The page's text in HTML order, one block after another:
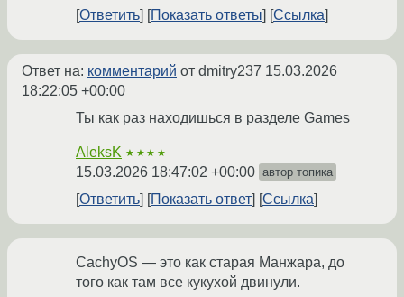
Ответить
Показать ответы Ссылка
Ответ на: комментарий от dmitry237 15.03.2026
18:22:05 +00:00
Ты как раз находишься в разделе Games
AleksK ★★★★
15.03.2026 18:47:02 +00:00 автор топика
Ответить Показать ответ Ссылка
CachyOS — это как старая Манжара, до
того как там все кукухой двинули.